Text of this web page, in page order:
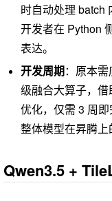
时自动处理 batch
开发者在 Python
表达。
开发周期：原本
级融合大算子，
优化，仅需 3 周
整体模型在昇腾上
Qwen3.5 +